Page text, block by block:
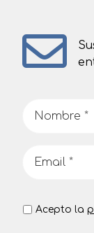
Acepto la